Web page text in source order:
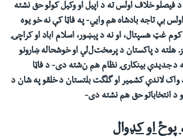
فیصلو خلاف اولس ته د اپيل او وکيل کولو حق نشته
بې تاجه بادشاههموايي-په فاټا کې نه خو یوه
غټ هسپتال، او نه د پېښور، اسلام اباد او کراچۍ
هلته د پاکستان د پرمختللي او خوشحاله ښارونو
د جديدې بینکارۍ نظام هم نشته دی-د فاټا
واک لاندې کشميراو گلگت بلتستان د خلقو پهشان د
د انتخاباتو حق هم نشته دی-
پوځ او کډوال